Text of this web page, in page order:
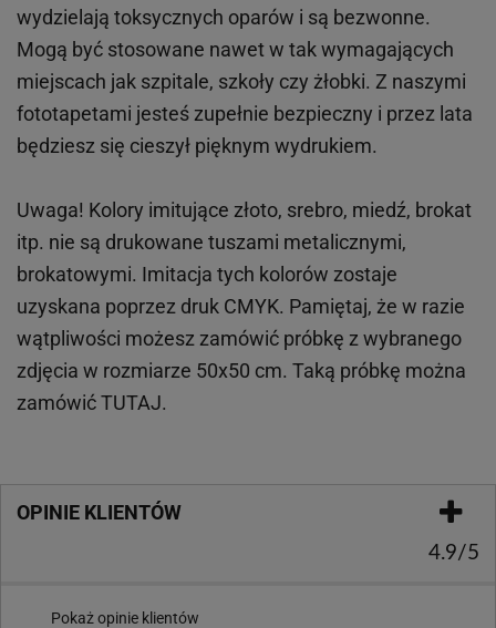
wydzielają toksycznych oparów i są bezwonne.
Mogą być stosowane nawet w tak wymagających
miejscach jak szpitale, szkoły czy żłobki. Z naszymi
fototapetami jesteś zupełnie bezpieczny i przez lata
będziesz się cieszył pięknym wydrukiem.
Uwaga! Kolory imitujące złoto, srebro, miedź, brokat
itp. nie są drukowane tuszami metalicznymi,
brokatowymi. Imitacja tych kolorów zostaje
uzyskana poprzez druk CMYK. Pamiętaj, że w razie
wątpliwości możesz zamówić próbkę z wybranego
zdjęcia w rozmiarze 50x50 cm. Taką próbkę można
zamówićTUTAJ.
OPINIE KLIENTÓW
4.9/5
Pokaż opinie klientów